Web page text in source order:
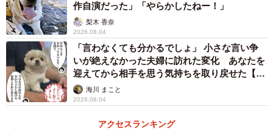
作自演だった」「やらかしたねー！」
梨木 香奈
2026.08.04
「言わなくても分かるでしょ」 小さな言い争
いが絶えなかった夫婦に訪れた変化 あなたを
迎えてから相手を思う気持ちを取り戻せた【漫
画】海川 まこと
2026.08.04
アクセスランキング